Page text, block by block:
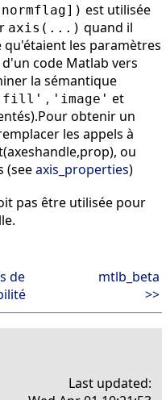
est utilisée
axis(...) quand il
qu'étaient les paramètres
code Matlab vers
la sémantique
, 'image' et
obtenir un
les appels à
ou
(seeaxis_properties)
pas être utilisée pour
de
mtlb_beta
>>
Last updated: